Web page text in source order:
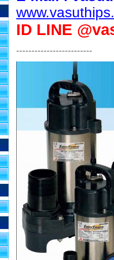
ID LINE
-------------------------